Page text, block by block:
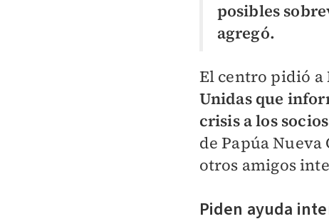
posibles
agregó.
El centro pidió a
Unidas que
crisis a los
de Papúa Nueva
otros amigos
Piden ayuda